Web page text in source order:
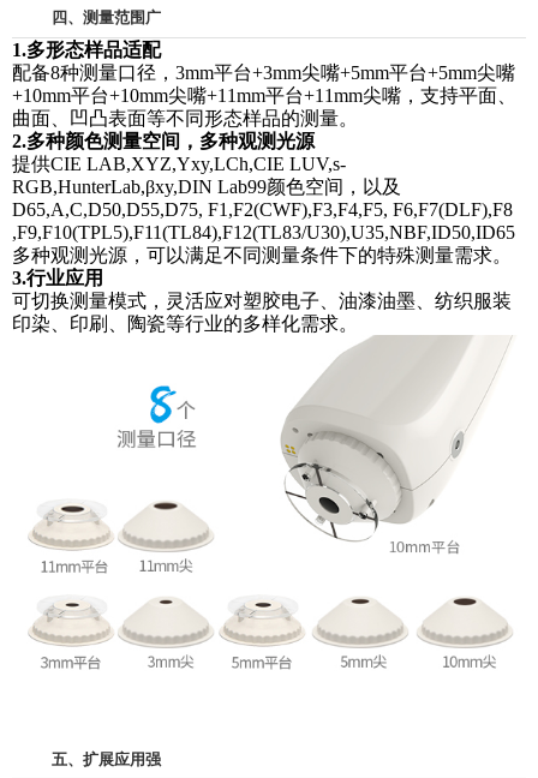
四、测量范围广
1.多形态样品适配
配备8种测量口径，3mm平台+3mm尖嘴+5mm平台+5mm尖嘴
+10mm平台+10mm尖嘴+11mm平台+11mm尖嘴，支持平面、
曲面、凹凸表面等不同形态样品的测量。
2.多种颜色测量空间，多种观测光源
提供CIE LAB,XYZ,Yxy,LCh,CIE LUV,s-
RGB,HunterLab,βxy,DIN Lab99颜色空间，以及
D65,A,C,D50,D55,D75, F1,F2(CWF),F3,F4,F5, F6,F7(DLF),F8
,F9,F10(TPL5),F11(TL84),F12(TL83/U30),U35,NBF,ID50,ID65
多种观测光源，可以满足不同测量条件下的特殊测量需求。
3.行业应用
可切换测量模式，灵活应对塑胶电子、油漆油墨、纺织服装
印染、印刷、陶瓷等行业的多样化需求。
五、扩展应用强